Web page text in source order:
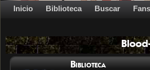
Inicio Biblioteca Buscar
Biblioteca